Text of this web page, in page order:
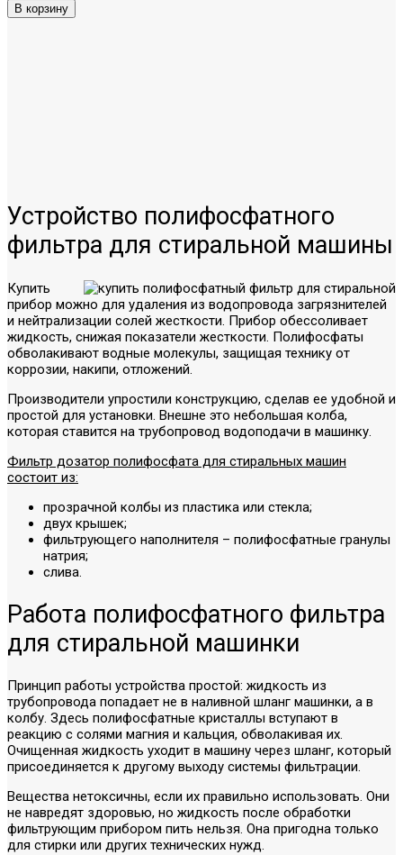
Устройство полифосфатного
фильтра для стиральной машины
Купить
прибор можно для удаления из водопровода загрязнителей
и нейтрализации солей жесткости. Прибор обессоливает
жидкость, снижая показатели жесткости. Полифосфаты
обволакивают водные молекулы, защищая технику от
коррозии, накипи, отложений.
Производители упростили конструкцию, сделав ее удобной и
простой для установки. Внешне это небольшая колба,
которая ставится на трубопровод водоподачи в машинку.
Фильтр дозатор полифосфата для стиральных машин
состоит из:
прозрачной колбы из пластика или стекла;
двух крышек;
фильтрующего наполнителя – полифосфатные гранулы
натрия;
слива.
Работа полифосфатного фильтра
для стиральной машинки
Принцип работы устройства простой: жидкость из
трубопровода попадает не в наливной шланг машинки, а в
колбу. Здесь полифосфатные кристаллы вступают в
реакцию с солями магния и кальция, обволакивая их.
Очищенная жидкость уходит в машину через шланг, который
присоединяется к другому выходу системы фильтрации.
Вещества нетоксичны, если их правильно использовать. Они
не навредят здоровью, но жидкость после обработки
фильтрующим прибором пить нельзя. Она пригодна только
для стирки или других технических нужд.